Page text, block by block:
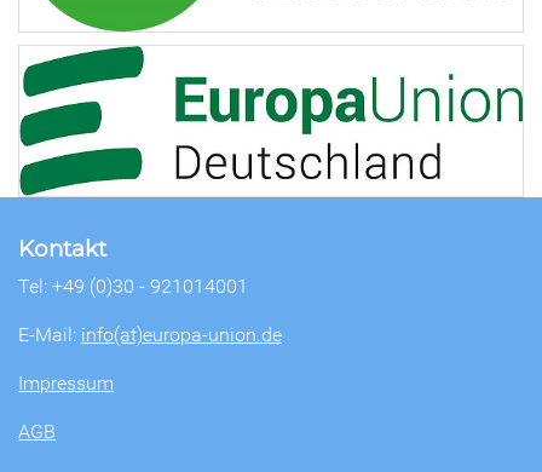
Kontakt
Tel: +49 (0)30 - 921014001
E-Mail: info(at)europa-union.de
Impressum
AGB